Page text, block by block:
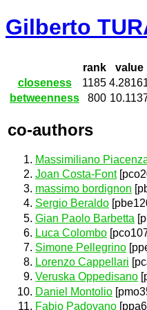
Gilberto
rank
value
closeness
1185
betweenness
800
co-authors
Massimiliano
Joan Costa-Font
massimo bordignon
Sergio Beraldo
Gian Paolo Barbetta
Luca Colombo
Simone Pellegrino
Lorenzo Cappellari
Veruska Oppedisano
Daniel Montolio
Fabio Padovano